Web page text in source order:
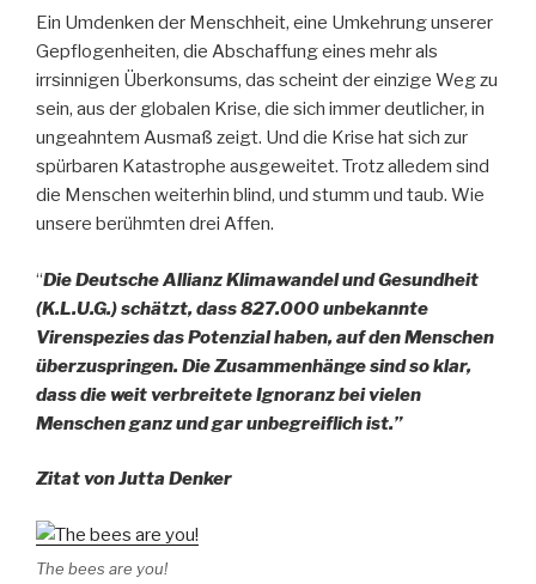
Ein Umdenken der Menschheit, eine Umkehrung unserer
Gepflogenheiten, die Abschaffung eines mehr als
irrsinnigen Überkonsums, das scheint der einzige Weg zu
sein, aus der globalen Krise, die sich immer deutlicher, in
ungeahntem Ausmaß zeigt. Und die Krise hat sich zur
spürbaren Katastrophe ausgeweitet. Trotz alledem sind
die Menschen weiterhin blind, und stumm und taub. Wie
unsere berühmten drei Affen.
“Die Deutsche Allianz Klimawandel und Gesundheit
(K.L.U.G.) schätzt, dass 827.000 unbekannte
Virenspezies das Potenzial haben, auf den Menschen
überzuspringen. Die Zusammenhänge sind so klar,
dass die weit verbreitete Ignoranz bei vielen
Menschen ganz und gar unbegreiflich ist.”
Zitat von Jutta Denker
The bees are you!